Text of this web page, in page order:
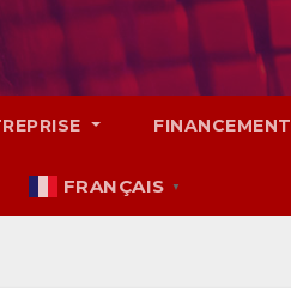
FINANCEMENT
FRANÇAIS ▼